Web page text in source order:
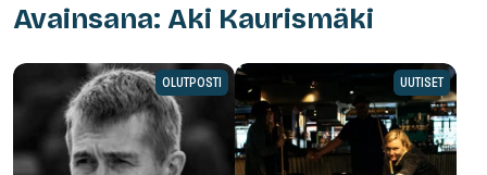
Avainsana: Aki Kaurismäki
OLUTPOSTI UUTISET